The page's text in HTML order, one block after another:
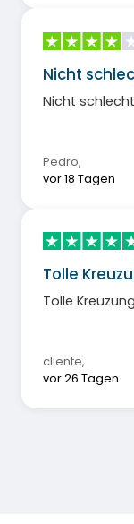
Nicht
Nicht
Pedro,
vor 18 Tagen
Tolle
Tolle Kreuzung
cliente,
vor 26 Tagen